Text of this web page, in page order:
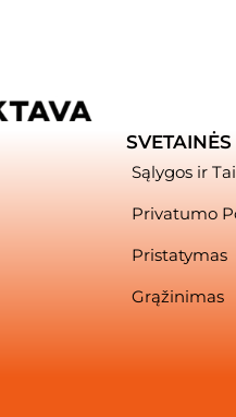
Sąlygos ir
Privatumo
Pristatymas
Grąžinimas